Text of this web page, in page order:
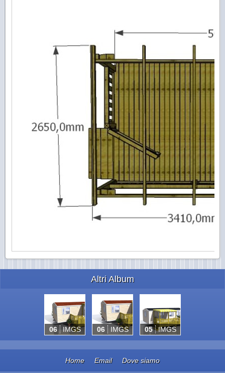
Altri Album
06 IMGS 06 IMGS 05 IMGS
Home Email Dove siamo